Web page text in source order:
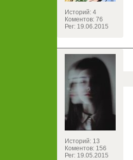
Историй: 4
Коментов: 76
Рег: 19.06.2015
Историй: 13
Коментов: 156
Рег: 19.05.2015